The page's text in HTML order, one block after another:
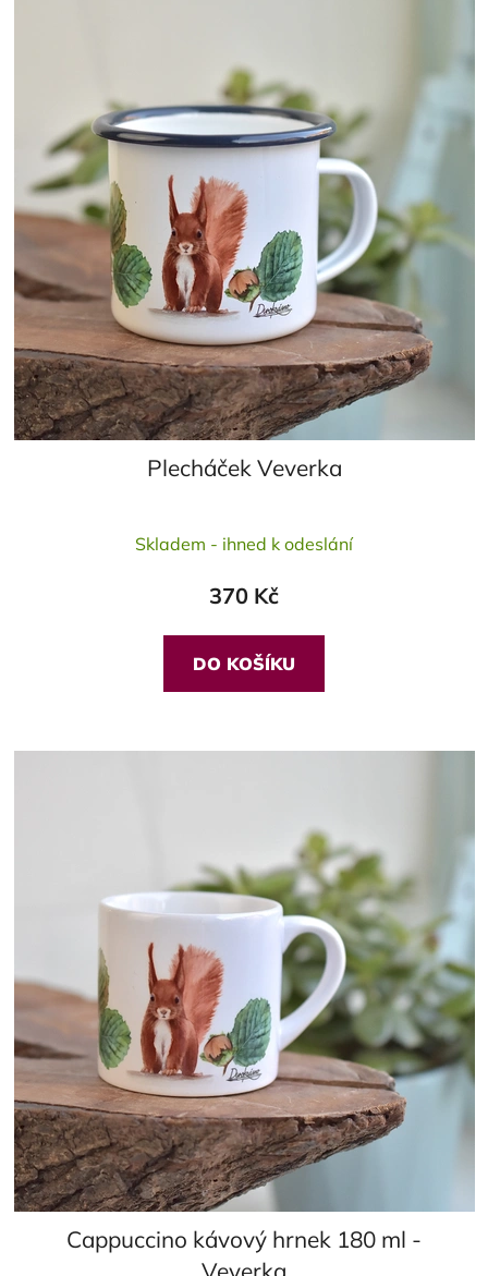
Plecháček Veverka
hodnocení
je
5,0
z
5
Skladem - ihned k odeslání
370 Kč
DO KOŠÍKU
Cappuccino kávový hrnek 180 ml -